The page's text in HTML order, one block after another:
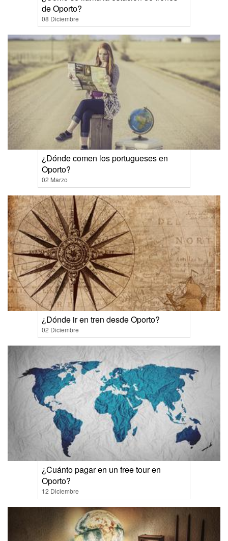
de Oporto?
08 Diciembre
¿Dónde comen los portugueses en
Oporto?
02 Marzo
¿Dónde ir en tren desde Oporto?
02 Diciembre
¿Cuánto pagar en un free tour en
Oporto?
12 Diciembre